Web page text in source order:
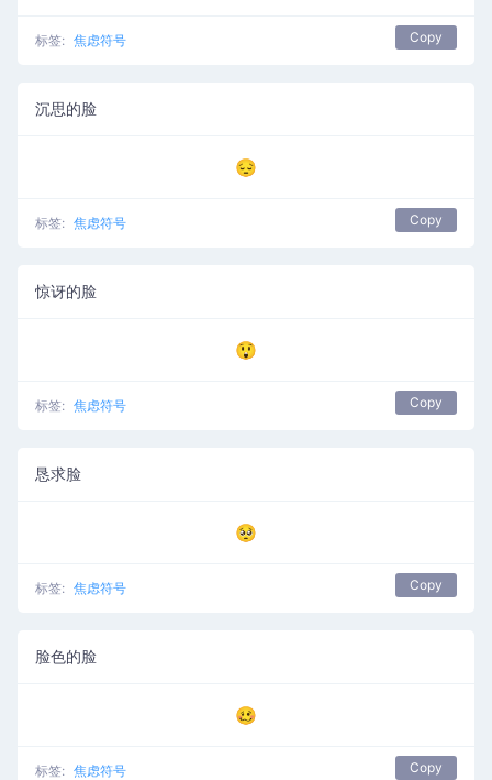
标签: 焦虑符号 Copy
沉思的脸
😔
标签: 焦虑符号 Copy
惊讶的脸
😲
标签: 焦虑符号 Copy
恳求脸
🥺
标签: 焦虑符号 Copy
脸色的脸
🥴
标签: 焦虑符号 Copy